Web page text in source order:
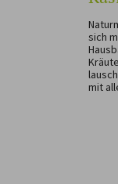
sich
mit